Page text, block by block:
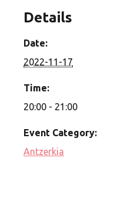
Details
Date:
2022-11-17
Time:
20:00 - 21:00
Event Category:
Antzerkia